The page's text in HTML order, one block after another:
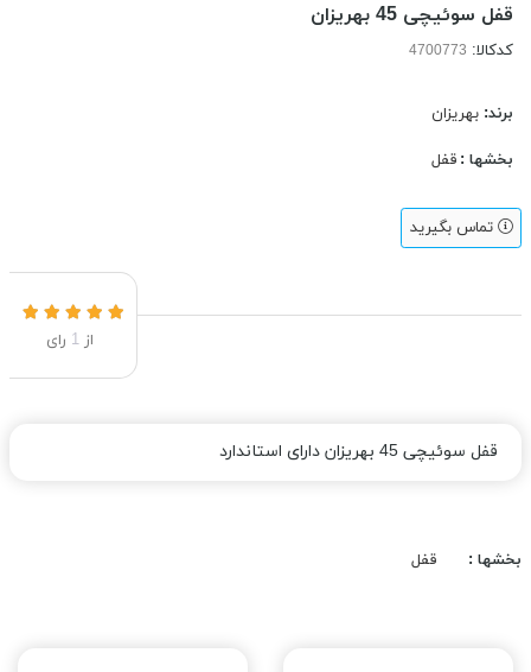
قفل سوئیچی 45 بهریزان
کدکالا:
برند: بهریزان
بخشها : قفل
تماس بگیرید
از 1 رای
قفل سوئیچی 45 بهریزان دارای استاندارد
بخشها : قفل